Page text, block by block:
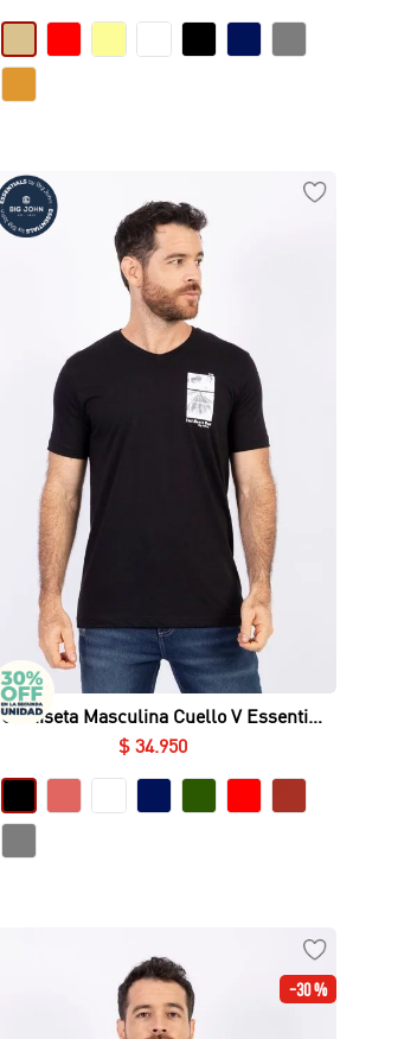
Vista rápida
Camiseta Masculina Cuello V Essential
en Algodón
$ 34. 950
-30 %